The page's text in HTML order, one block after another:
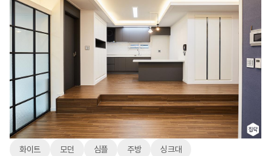
화이트 모던 심플 주방 싱크대